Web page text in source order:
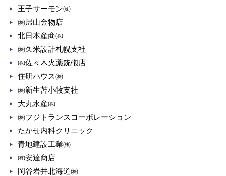
王子サーモン㈱
㈱帰山金物店
北日本産商㈱
㈱久米設計札幌支社
㈱佐々木火薬銃砲店
住研ハウス㈱
㈱新生苫小牧支社
大丸水産㈱
㈱フジトランスコーポレーション
たかせ内科クリニック
青地建設工業㈱
㈲安達商店
岡谷岩井北海道㈱